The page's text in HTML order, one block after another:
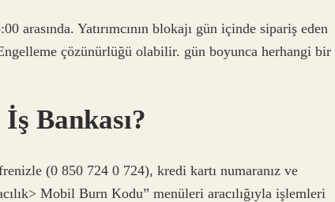
arasında. Yatırımcının blokajı gün içinde sipariş eden
çözünürlüğü olabilir. gün boyunca herhangi bir
Bankası?
(0 850 724 0 724), kredi kartı numaranız ve
Mobil Burn Kodu” menüleri aracılığıyla işlemleri